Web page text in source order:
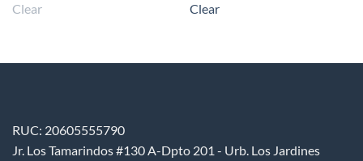
página
de
Clear
de
Clear
RUC: 20605555790
Jr. Los Tamarindos #130 A-Dpto 201 - Urb. Los Jardines